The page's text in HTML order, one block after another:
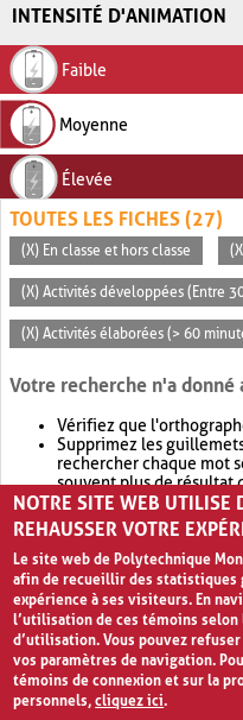
INTENSITÉ D'ANIMATION
Faible
Moyenne
Élevée
TOUTES LES FICHES (27)
(X) En classe et hors classe
(X) Activités développées (Entre
(X) Activités élaborées (> 60
Votre recherche n'a donné
Vérifiez que
Supprimez les
rechercher chaque mot
souvent plus de résultat
Envisagez d'élargir
retournera souvent plus
NOTRE SITE WEB UTILISE
REHAUSSER VOTRE
Le site web de Polytechnique
afin de recueillir des
expérience à ses visiteurs. En
l’utilisation de ces témoins
d’utilisation. Vous pouvez
vos paramètres de navigation.
témoins de connexion et sur la
personnels,cliquez ici.